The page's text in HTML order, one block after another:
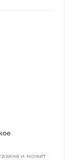
и может